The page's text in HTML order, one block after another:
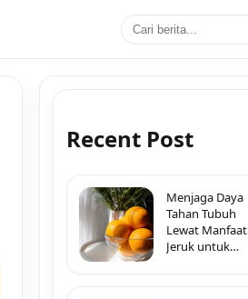
Recent Post
Menjaga Daya
Tahan Tubuh
Lewat Manfaat
Jeruk untuk